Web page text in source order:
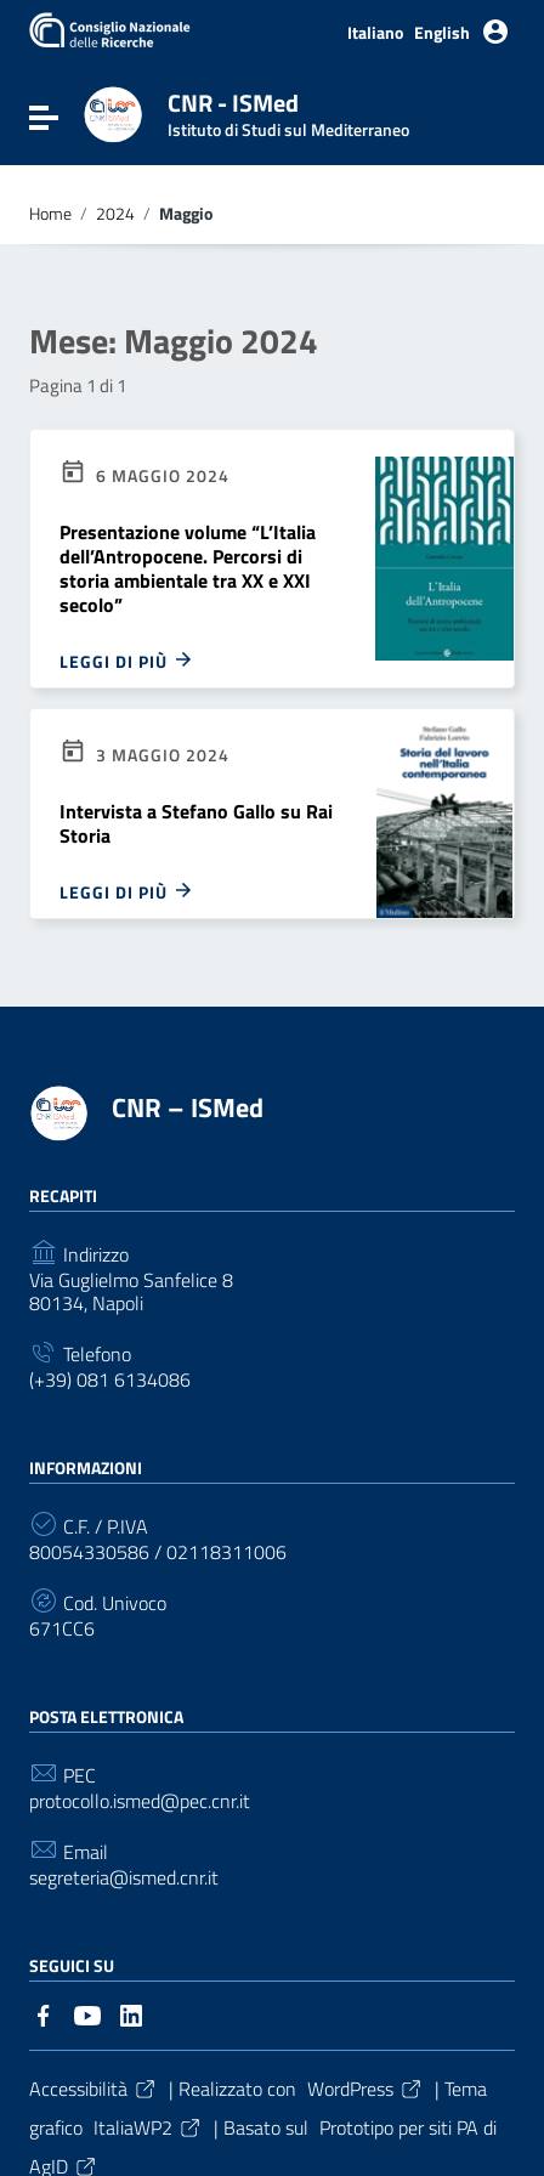
Vai ai contenuti
Vai al menu di navigazione
Vai al footer
Italiano English
Attiva / disattiva la navigazione
CNR - ISMed
Istituto di Studi sul Mediterraneo
Home / 2024 / Maggio
Mese: Maggio 2024
Pagina 1 di 1
6 MAGGIO 2024
Presentazione volume “L’Italia
dell’Antropocene. Percorsi di
storia ambientale tra XX e XXI
secolo”
LEGGI DI PIÙ
3 MAGGIO 2024
Intervista a Stefano Gallo su Rai
Storia
LEGGI DI PIÙ
CNR – ISMed
RECAPITI
Indirizzo
Via Guglielmo Sanfelice 8
80134, Napoli
Telefono
(+39) 081 6134086
INFORMAZIONI
C.F. / P.IVA
80054330586 / 02118311006
Cod. Univoco
671CC6
POSTA ELETTRONICA
PEC
protocollo.ismed@pec.cnr.it
Email
segreteria@ismed.cnr.it
SEGUICI SU
Sezione Link Utili
Accessibilità | Realizzato con WordPress | Tema
grafico ItaliaWP2 | Basato sul Prototipo per siti PA di
AgID